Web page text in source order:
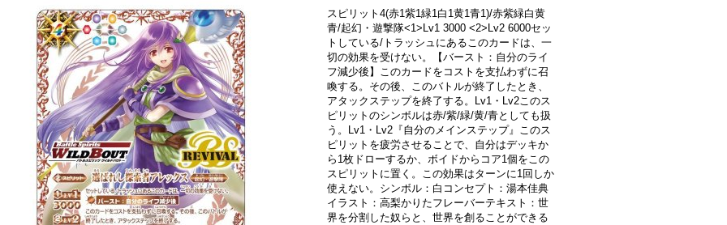
スピリット4(赤1紫1緑1白1黄1青1)/赤紫緑白黄
青/起幻・遊撃隊<1>Lv1 3000 <2>Lv2 6000セッ
トしている/トラッシュにあるこのカードは、一
切の効果を受けない。【バースト：自分のライ
フ減少後】このカードをコストを支払わずに召
喚する。その後、このバトルが終了したとき、
アタックステップを終了する。Lv1・Lv2このス
ピリットのシンボルは赤/紫/緑/黄/青としても扱
う。Lv1・Lv2『自分のメインステップ』このス
ピリットを疲労させることで、自分はデッキか
ら1枚ドローするか、ボイドからコア1個をこの
スピリットに置く。この効果はターンに1回しか
使えない。シンボル：白コンセプト：湯本佳典
イラスト：高梨かりたフレーバーテキスト：世
界を分割した奴らと、世界を創ることができる